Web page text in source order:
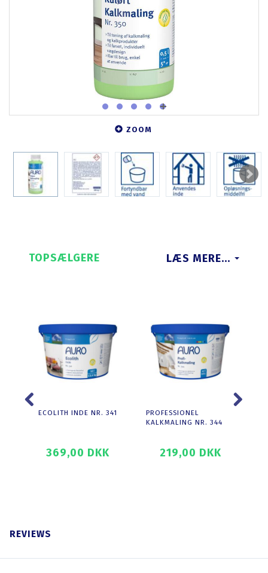
ZOOM
LÆS MERE...
TOPSÆLGERE
ECOLITH INDE NR. 341
369,00 DKK
PROFESSIONEL
KALKMALING NR. 344
219,00 DKK
REVIEWS